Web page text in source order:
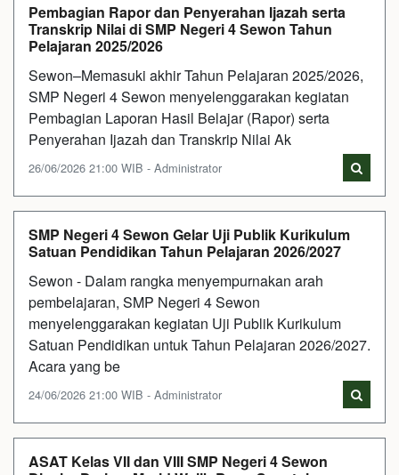
Pembagian Rapor dan Penyerahan Ijazah serta
Transkrip Nilai di SMP Negeri 4 Sewon Tahun
Pelajaran 2025/2026
Sewon–Memasuki akhir Tahun Pelajaran 2025/2026,
SMP Negeri 4 Sewon menyelenggarakan kegiatan
Pembagian Laporan Hasil Belajar (Rapor) serta
Penyerahan Ijazah dan Transkrip Nilai Ak
26/06/2026 21:00 WIB - Administrator
SMP Negeri 4 Sewon Gelar Uji Publik Kurikulum
Satuan Pendidikan Tahun Pelajaran 2026/2027
Sewon - Dalam rangka menyempurnakan arah
pembelajaran, SMP Negeri 4 Sewon
menyelenggarakan kegiatan Uji Publik Kurikulum
Satuan Pendidikan untuk Tahun Pelajaran 2026/2027.
Acara yang be
24/06/2026 21:00 WIB - Administrator
ASAT Kelas VII dan VIII SMP Negeri 4 Sewon